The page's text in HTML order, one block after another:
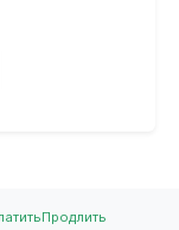
Продлить